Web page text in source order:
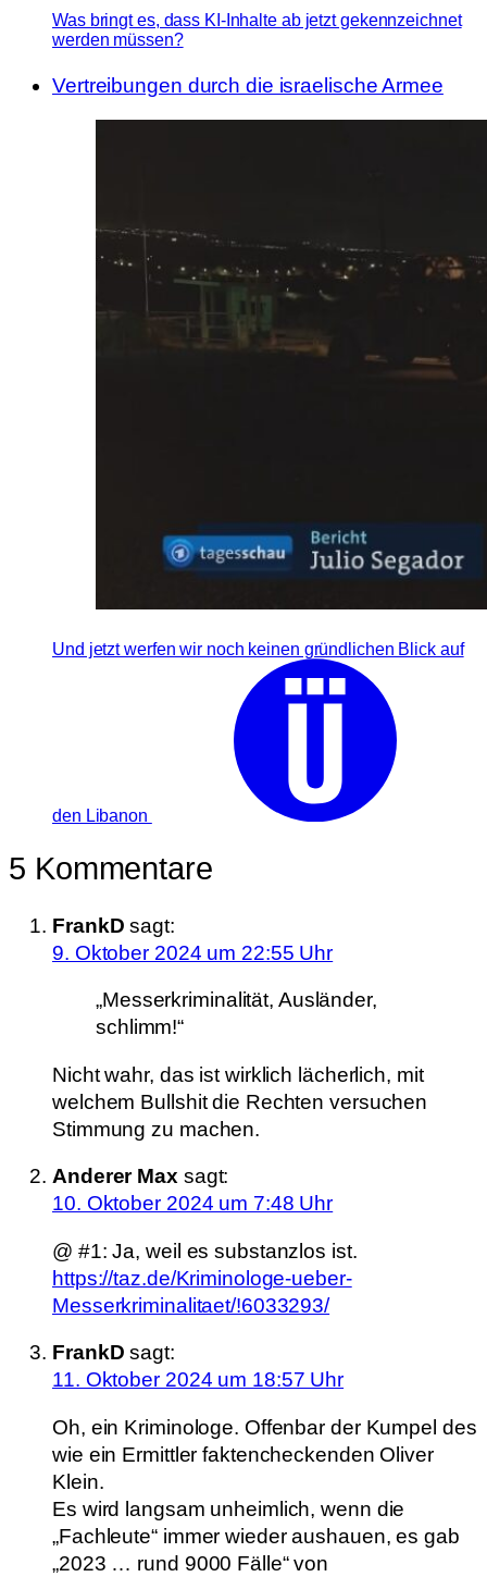
Was bringt es, dass KI-Inhalte ab jetzt gekennzeichnet
werden müssen?
Vertreibungen durch die israelische Armee
Und jetzt werfen wir noch keinen gründlichen Blick auf
den Libanon
5 Kommentare
FrankD sagt:
9. Oktober 2024 um 22:55 Uhr
„Messerkriminalität, Ausländer,
schlimm!“
Nicht wahr, das ist wirklich lächerlich, mit
welchem Bullshit die Rechten versuchen
Stimmung zu machen.
Anderer Max sagt:
10. Oktober 2024 um 7:48 Uhr
@ #1: Ja, weil es substanzlos ist.
https://taz.de/Kriminologe-ueber-
Messerkriminalitaet/!6033293/
FrankD sagt:
11. Oktober 2024 um 18:57 Uhr
Oh, ein Kriminologe. Offenbar der Kumpel des
wie ein Ermittler faktencheckenden Oliver
Klein.
Es wird langsam unheimlich, wenn die
„Fachleute“ immer wieder aushauen, es gab
„2023 … rund 9000 Fälle“ von